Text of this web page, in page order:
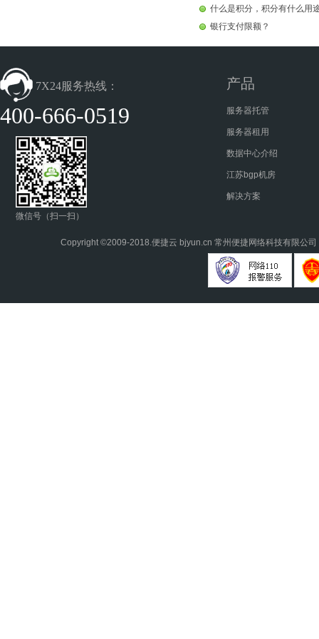
什么是积分，积分有什么用
银行支付限额？
7X24服务热线：
400-666-0519
微信号（扫一扫）
产品
服务器托管
服务器租用
数据中心介绍
江苏bgp机房
解决方案
Copyright ©2009-2018.便捷云 bjyun.cn 常州便捷网络科技有限公